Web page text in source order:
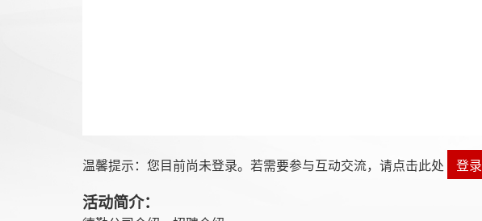
温馨提示：您目前尚未登录。若需要参与互动交流，请点击此处 登录
活动简介：